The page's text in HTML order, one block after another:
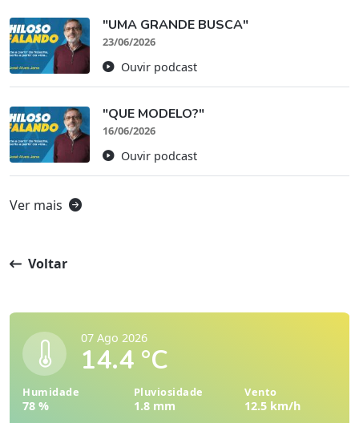
"UMA GRANDE BUSCA"
23/06/2026
Ouvir podcast
"QUE MODELO?"
16/06/2026
Ouvir podcast
Ver mais
Voltar
07 Ago 2026
14.4 °C
Humidade
78 %
Pluviosidade
1.8 mm
Vento
12.5 km/h